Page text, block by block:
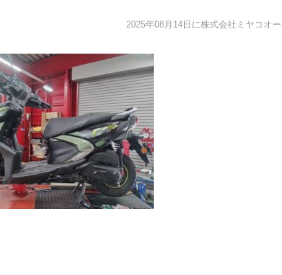
2025年08月14日に株式会社ミヤコオ